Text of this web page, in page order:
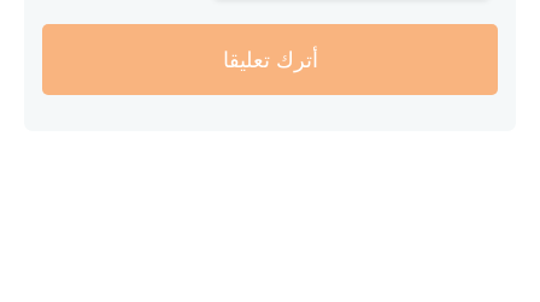
أترك تعليقا